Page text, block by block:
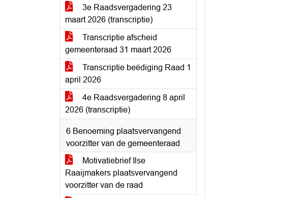
3e Raadsvergadering 23
maart 2026 (transcriptie)
Transcriptie afscheid
gemeenteraad 31 maart 2026
Transcriptie beëdiging Raad 1
april 2026
4e Raadsvergadering 8 april
2026 (transcriptie)
6 Benoeming plaatsvervangend
voorzitter van de gemeenteraad
Motivatiebrief Ilse
Raaijmakers plaatsvervangend
voorzitter van de raad